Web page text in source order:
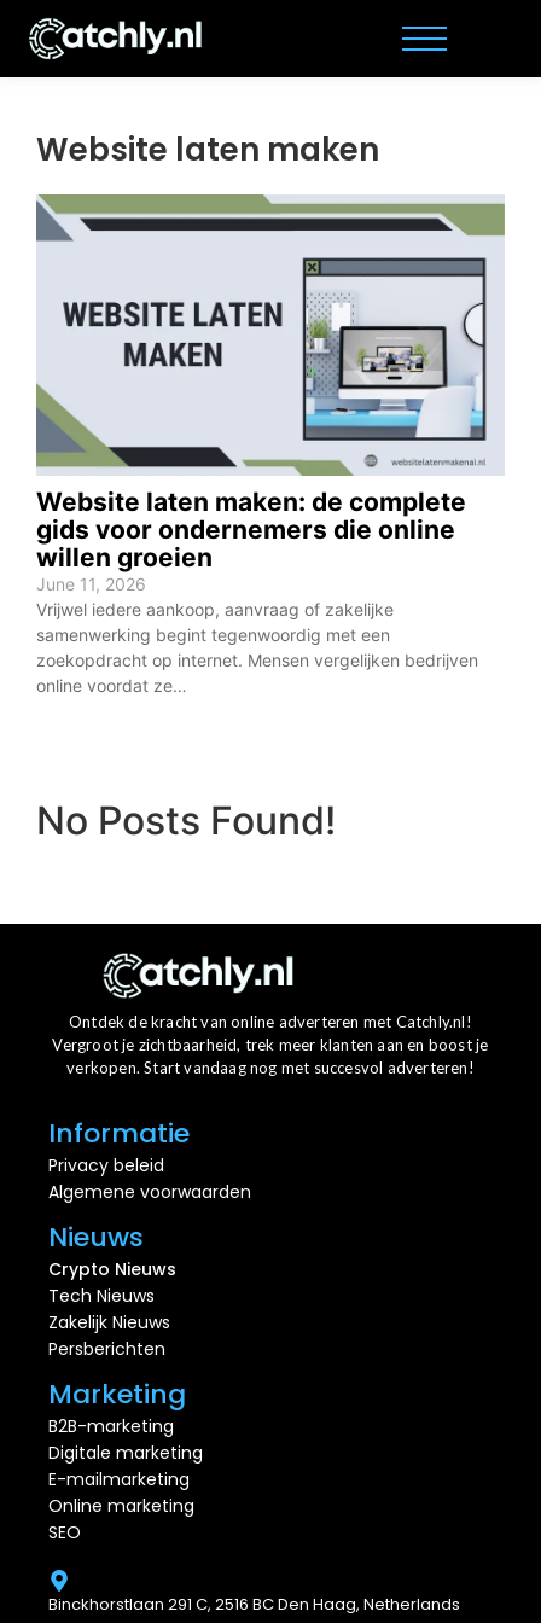
Website laten maken
Website laten maken: de complete
gids voor ondernemers die online
willen groeien
June 11, 2026
Vrijwel iedere aankoop, aanvraag of zakelijke
samenwerking begint tegenwoordig met een
zoekopdracht op internet. Mensen vergelijken bedrijven
online voordat ze…
No Posts Found!
Ontdek de kracht van online adverteren met Catchly.nl!
Vergroot je zichtbaarheid, trek meer klanten aan en boost je
verkopen. Start vandaag nog met succesvol adverteren!
Informatie
Privacy beleid
Algemene voorwaarden
Nieuws
Crypto Nieuws
Tech Nieuws
Zakelijk Nieuws
Persberichten
Marketing
B2B-marketing
Digitale marketing
E-mailmarketing
Online marketing
SEO
Binckhorstlaan 291 C, 2516 BC Den Haag, Netherlands